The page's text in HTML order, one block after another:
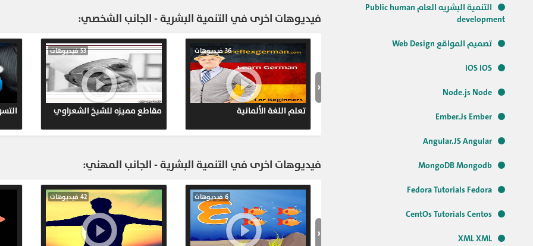
التنمية البشريه العام Public human
development
تصميم المواقع Web Design
IOS IOS
Node.js Node
Ember.Js Ember
Angular.JS Angular
MongoDB Mongodb
Fedora Tutorials Fedora
CentOs Tutorials Centos
XML XML
231
224
فيديوهات اخرى في التنمية البشرية - الجانب الشخصي:
تعلم اللغة الألمانية
36 فيديوهات
مقاطع مميزه للشيخ الشعراوي
53 فيديوهات
‹
فيديوهات اخرى في التنمية البشرية - الجانب المهني:
6 فيديوهات 42 فيديوهات
‹